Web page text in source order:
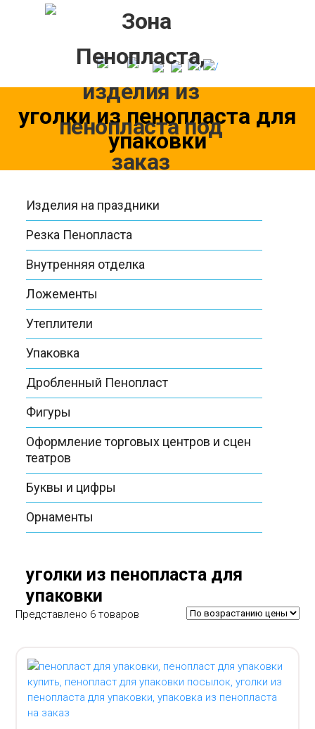
уголки из пенопласта для
упаковки
уголки из пенопласта для
упаковки
Представлено 6 товаров
Изделия на праздники
Резка Пенопласта
Внутренняя отделка
Ложементы
Утеплители
Упаковка
Дробленный Пенопласт
Фигуры
Оформление торговых центров и сцен
театров
Буквы и цифры
Орнаменты